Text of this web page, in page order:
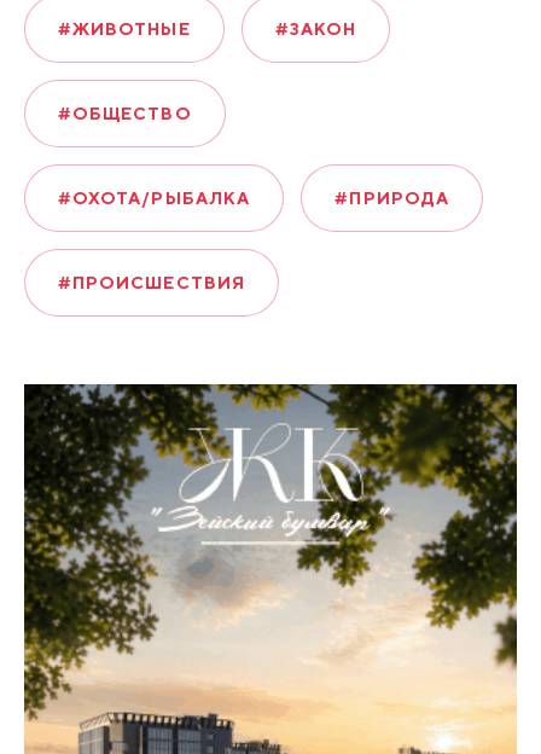
#ЖИВОТНЫЕ #ЗАКОН
#ОБЩЕСТВО
#ОХОТА/РЫБАЛКА #ПРИРОДА
#ПРОИСШЕСТВИЯ